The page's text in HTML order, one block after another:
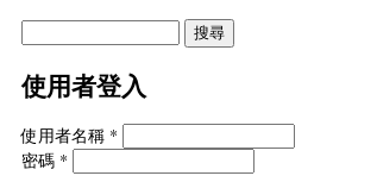
使用者登入
使用者名稱 *
密碼 *